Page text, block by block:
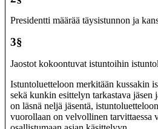
Presidentti määrää täysistunnon ja
3§
Jaostot kokoontuvat istuntoihin
Istuntoluetteloon merkitään kussakin
sekä kunkin esittelyn tarkastava jäsen
on läsnä neljä jäsentä,
vuorollaan on velvollinen tarvittaessa